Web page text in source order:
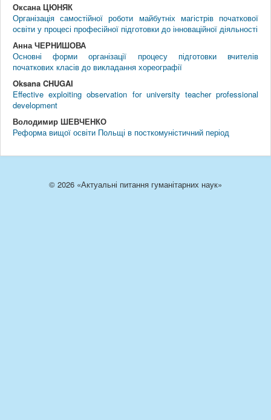
Оксана ЦЮНЯК
Організація самостійної роботи майбутніх магістрів початкової
освіти у процесі професійної підготовки до інноваційної діяльності
Анна ЧЕРНИШОВА
Основні форми організації процесу підготовки вчителів
початкових класів до викладання хореографії
Oksana CHUGAI
Effective exploiting observation for university teacher professional
development
Володимир ШЕВЧЕНКО
Реформа вищої освіти Польщі в посткомуністичний період
© 2026 «Актуальні питання гуманітарних наук»